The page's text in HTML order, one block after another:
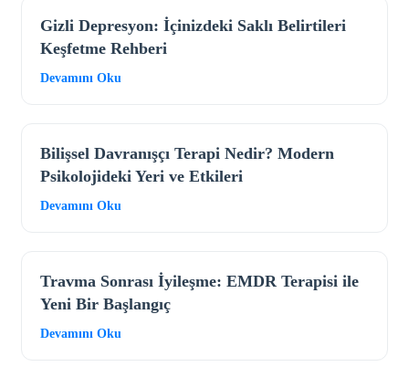
Gizli Depresyon: İçinizdeki Saklı Belirtileri
Keşfetme Rehberi
Devamını Oku
Bilişsel Davranışçı Terapi Nedir? Modern
Psikolojideki Yeri ve Etkileri
Devamını Oku
Travma Sonrası İyileşme: EMDR Terapisi ile
Yeni Bir Başlangıç
Devamını Oku